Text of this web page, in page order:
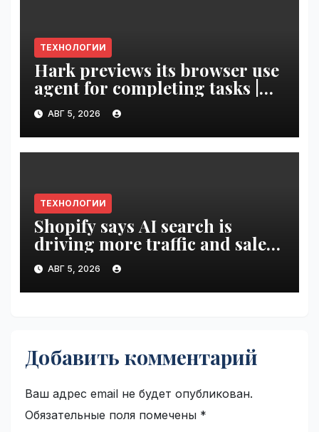
ТЕХНОЛОГИИ
Hark previews its browser use
agent for completing tasks |
VseTime.ru
АВГ 5, 2026
ТЕХНОЛОГИИ
Shopify says AI search is
driving more traffic and sales,
not replacing Google |
VseTime.ru
АВГ 5, 2026
Добавить комментарий
Ваш адрес email не будет опубликован.
Обязательные поля помечены *